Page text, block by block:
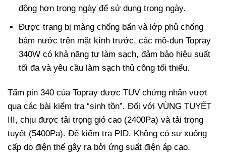
động hơn trong ngày để sử dụng trong ngày.
Được trang bị màng chống bẩn và lớp phủ chống
bám nước trên mặt kính trước, các mô-đun Topray
340W có khả năng tự làm sạch, đảm bảo hiệu suất
tối đa và yêu cầu làm sạch thủ công tối thiểu.
Tấm pin 340 của Topray được TUV chứng nhận vượt
qua các bài kiểm tra “sinh tồn”. Đối với VÙNG TUYẾT
III, chịu được tải trọng gió cao (2400Pa) và tải trọng
tuyết (5400Pa). Để kiểm tra PID. Không có sự xuống
cấp do điện thế gây ra bởi ứng suất điện áp cao.